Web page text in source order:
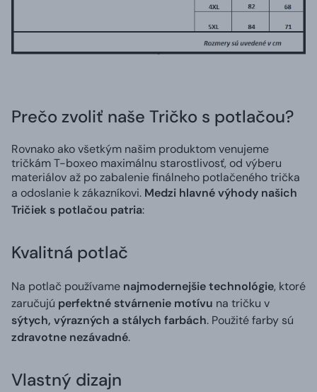
Prečo zvoliť naše Tričko s potlačou?
Rovnako ako všetkým našim produktom venujeme
tričkám T-boxeo maximálnu starostlivosť, od výberu
materiálov až po zabalenie finálneho potlačeného trička
a odoslanie k zákazníkovi. Medzi hlavné výhody našich
Tričiek s potlačou patria:
Kvalitná potlač
Na potlač používame najmodernejšie technológie, ktoré
zaručujú perfektné stvárnenie motívu na tričku v
sýtych, výrazných a stálych farbách. Použité farby sú
zdravotne nezávadné.
Vlastný dizajn